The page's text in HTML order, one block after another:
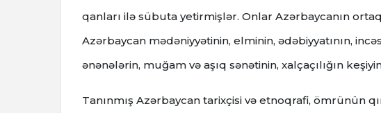
qanları ilə sübuta yetirmişlər. Onlar Azərbaycanın
Azərbaycan mədəniyyətinin, elminin, ədəbiyyatının,
ənənələrin, muğam və aşıq sənətinin, xalçaçılığın
Tanınmış Azərbaycan tarixçisi və etnoqrafi, ömrünün